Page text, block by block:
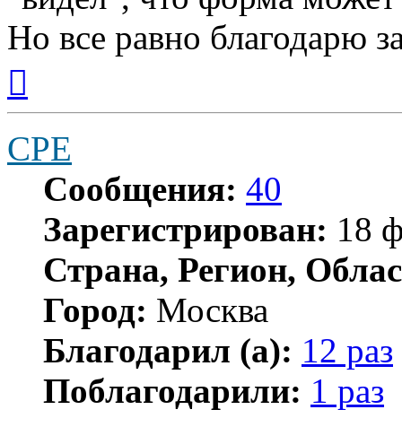
Но все равно благодарю
началу
CPE
Сообщения: 40
Зарегистрирован: 18
Страна, Регион,
Город: Москва
Благодарил (а): 12 раз
Поблагодарили: 1 раз